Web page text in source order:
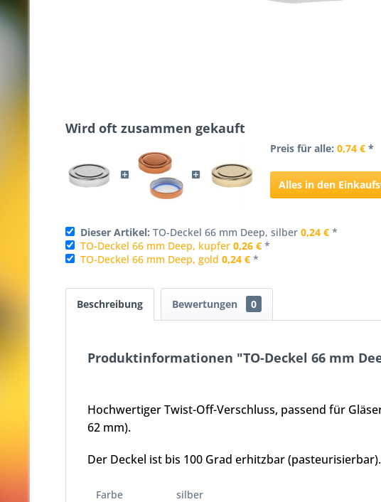
Wird oft zusammen gekauft
Preis für alle: 0,74 €*
Alles in den
Dieser Artikel: TO-Deckel 66 mm Deep, silber 0,24 € *
TO-Deckel 66 mm Deep, kupfer 0,26 € *
TO-Deckel 66 mm Deep, gold 0,24 € *
Beschreibung Bewertungen 0
Produktinformationen "TO-Deckel 66 mm
Hochwertiger Twist-Off-Verschluss, passend für
62 mm).
Der Deckel ist bis 100 Grad erhitzbar (pasteurisierbar).
Farbe
silber